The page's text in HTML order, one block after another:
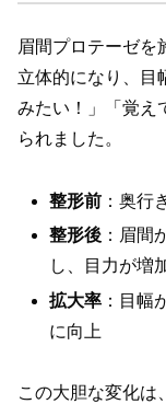
眉間プロテーゼを
立体的になり、目
みたい！」「覚え
られました。
整形前 ：奥行
整形後 ：眉間
し、目力が増
拡大率 ：目幅
に向上
この大胆な変化は